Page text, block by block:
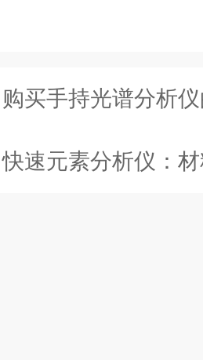
购买手持光谱分析仪
快速元素分析仪：材料科